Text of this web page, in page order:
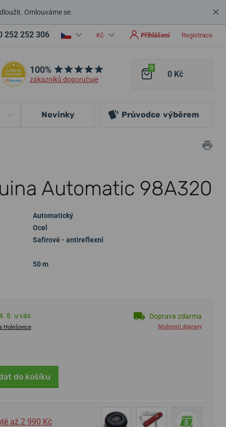
Omlouváme se.
252 252 306 Kč Přihlášení Registrace
100%
zákazníků doporučuje
0
0 Kč
Novinky Průvodce výběrem
Automatic 98A320
Automatický
Ocel
Safírové - antireflexní
50 m
8. u vás
Holešovice
Doprava zdarma
Možnosti dopravy
do košíku
až 2 990 Kč